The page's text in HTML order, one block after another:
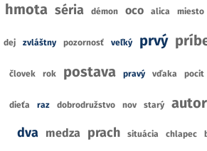
hmota séria démon oco alica miesto
dej zvláštny pozornosť veľký prvý
človek rok postava pravý vďaka pocit
dieťa raz dobrodružstvo nov starý autor
dva medza prach situácia chlapec